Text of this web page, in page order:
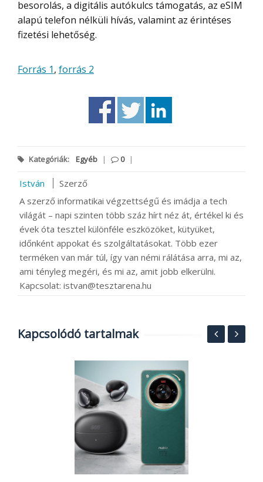
besorolás, a digitális autókulcs támogatás, az eSIM
alapú telefon nélküli hívás, valamint az érintéses
fizetési lehetőség.
Forrás 1, forrás 2
Kategóriák: Egyéb | 0 |
István
Szerző
A szerző informatikai végzettségű és imádja a tech
világát – napi szinten több száz hírt néz át, értékel ki és
évek óta tesztel különféle eszközöket, kütyüket,
időnként appokat és szolgáltatásokat. Több ezer
terméken van már túl, így van némi rálátása arra, mi az,
ami tényleg megéri, és mi az, amit jobb elkerülni.
Kapcsolat: istvan@tesztarena.hu
Kapcsolódó tartalmak